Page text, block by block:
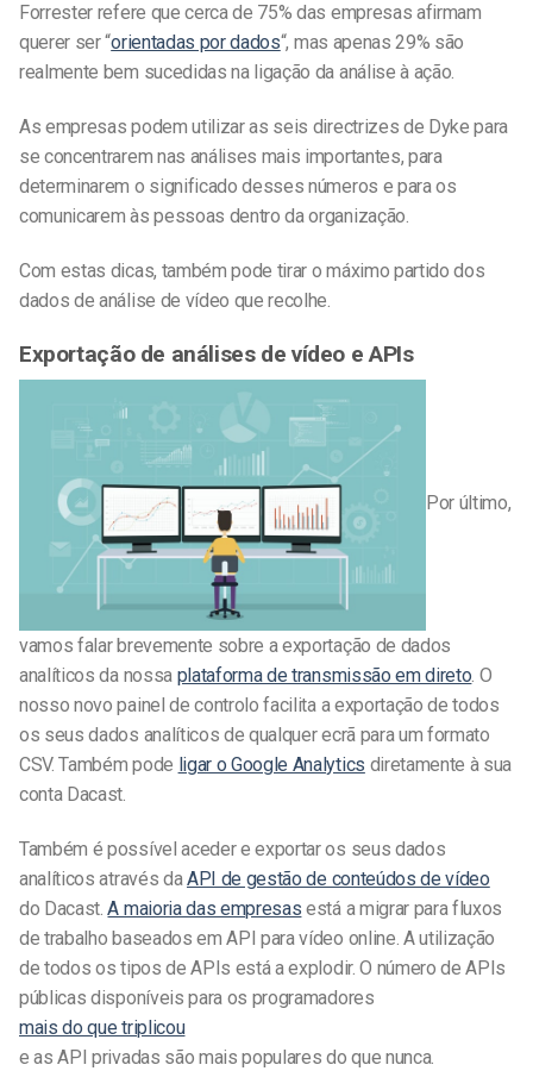
Forrester refere que cerca de 75% das empresas afirmam
querer ser “orientadas por dados“, mas apenas 29% são
realmente bem sucedidas na ligação da análise à ação.
As empresas podem utilizar as seis directrizes de Dyke para
se concentrarem nas análises mais importantes, para
determinarem o significado desses números e para os
comunicarem às pessoas dentro da organização.
Com estas dicas, também pode tirar o máximo partido dos
dados de análise de vídeo que recolhe.
Exportação de análises de vídeo e APIs
Por último,
vamos falar brevemente sobre a exportação de dados
analíticos da nossa plataforma de transmissão em direto. O
nosso novo painel de controlo facilita a exportação de todos
os seus dados analíticos de qualquer ecrã para um formato
CSV. Também pode ligar o Google Analytics diretamente à sua
conta Dacast.
Também é possível aceder e exportar os seus dados
analíticos através daAPI de gestão de conteúdos de vídeo
do Dacast.A maioria das empresas está a migrar para fluxos
de trabalho baseados em API para vídeo online. A utilização
de todos os tipos de APIs está a explodir. O número de APIs
públicas disponíveis para os programadores
mais do que triplicou
e as API privadas são mais populares do que nunca.